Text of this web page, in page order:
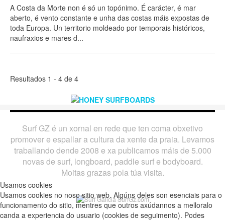
A Costa da Morte non é só un topónimo. É carácter, é mar
aberto, é vento constante e unha das costas máis expostas de
toda Europa. Un territorio moldeado por temporais históricos,
naufraxios e mares d...
Resultados 1 - 4 de 4
Surf GZ é un xornal en rede que ten coma obxetivo
promover e espallar a cultura da xente da praia. Levamos
traballando dende 2008 e xa publicamos máis de 5.000
novas de surf, longboard, paddle surf e bodyboard.
Moitas grazas pola túa visita.
Usamos cookies
Usamos cookies no noso sitio web. Algúns deles son esenciais para o
funcionamento do sitio, mentres que outros axúdannos a melloralo
canda a experiencia do usuario (cookies de seguimento). Podes